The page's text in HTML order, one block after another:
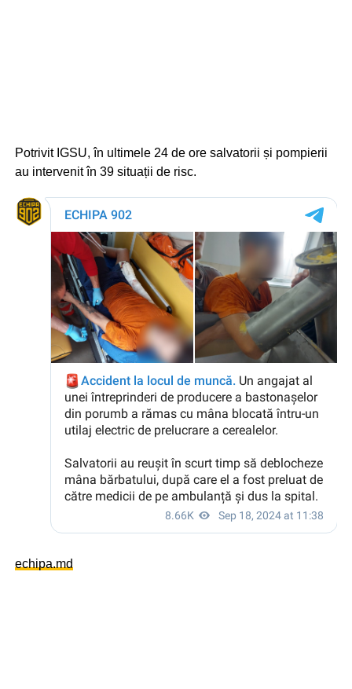
Potrivit IGSU, în ultimele 24 de ore salvatorii și pompierii
au intervenit în 39 situații de risc.
echipa.md